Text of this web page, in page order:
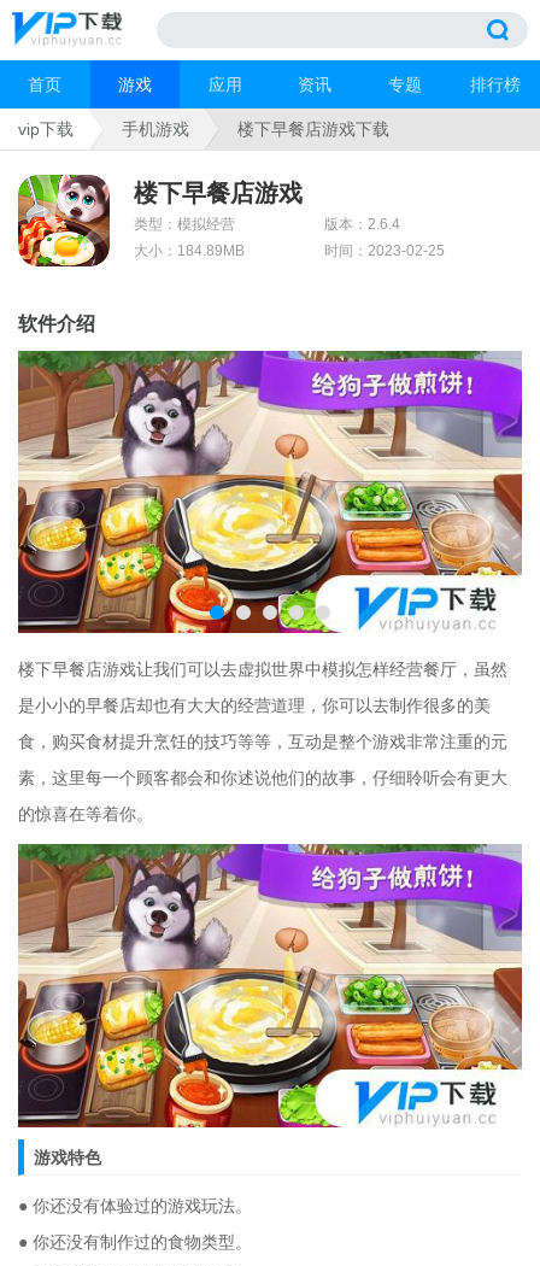
首页 游戏 应用 资讯 专题 排行榜
vip下载 手机游戏 楼下早餐店游戏下载
楼下早餐店游戏
类型：模拟经营
版本：2.6.4
大小：184.89MB
时间：2023-02-25
软件介绍
楼下早餐店游戏让我们可以去虚拟世界中模拟怎样经营餐厅，虽然
是小小的早餐店却也有大大的经营道理，你可以去制作很多的美
食，购买食材提升烹饪的技巧等等，互动是整个游戏非常注重的元
素，这里每一个顾客都会和你述说他们的故事，仔细聆听会有更大
的惊喜在等着你。
游戏特色
● 你还没有体验过的游戏玩法。
● 你还没有制作过的食物类型。